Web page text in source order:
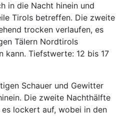
in die Nacht hinein und
Tirols betreffen. Die zweite
trocken verlaufen, es
Tälern Nordtirols
kann. Tiefstwerte: 12 bis 17
Schauer und Gewitter
Die zweite Nachthälfte
lockert auf, wobei in den